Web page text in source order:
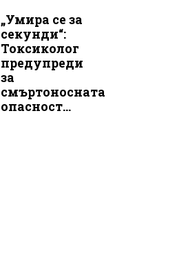
„Умира се за
секунди“:
Токсиколог
предупреди
за
смъртоносната
опасност...